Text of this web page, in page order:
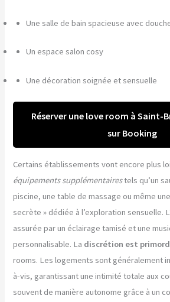
Une salle de bain spacieuse avec
Un espace salon cosy
Une décoration soignée et sensuelle
Réserver une love room à Saint-
sur Booking
Certains établissements vont encore plus
équipements supplémentairestels qu’un
piscine, une table de massage ou même
secrète » dédiée à l’exploration sensuelle.
assurée par un éclairage tamisé et une
personnalisable. La discrétion est
rooms. Les logements sont généralement
à-vis, garantissant une intimité totale aux
souvent de manière autonome grâce à un